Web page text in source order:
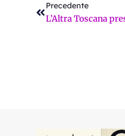
Precedente